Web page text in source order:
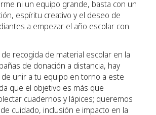
ni un equipo grande, basta con un
espíritu creativo y el deseo de
a empezar el año escolar con
recogida de material escolar en la
de donación a distancia, hay
unir a tu equipo en torno a este
que el objetivo es más que
cuadernos y lápices; queremos
cuidado, inclusión e impacto en la